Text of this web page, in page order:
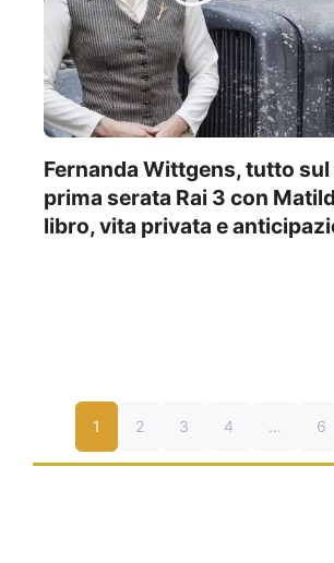
Fernanda Wittgens, tutto
prima serata Rai 3 con
libro, vita privata e
1 2 3 4 … 6